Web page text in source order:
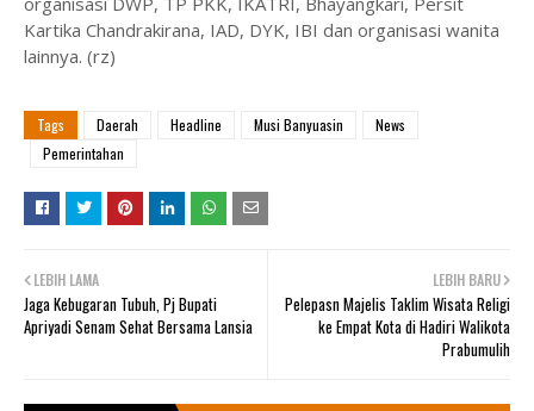
Kartika Chandrakirana, IAD, DYK, IBI dan organisasi wanita
lainnya. (rz)
Tags Daerah Headline Musi Banyuasin
News
Pemerintahan
LEBIH BARU
Pelepasn Majelis Taklim Wisata Religi
ke Empat Kota di Hadiri Walikota
Prabumulih
LEBIH LAMA
Jaga Kebugaran Tubuh, Pj Bupati
Apriyadi Senam Sehat Bersama Lansia